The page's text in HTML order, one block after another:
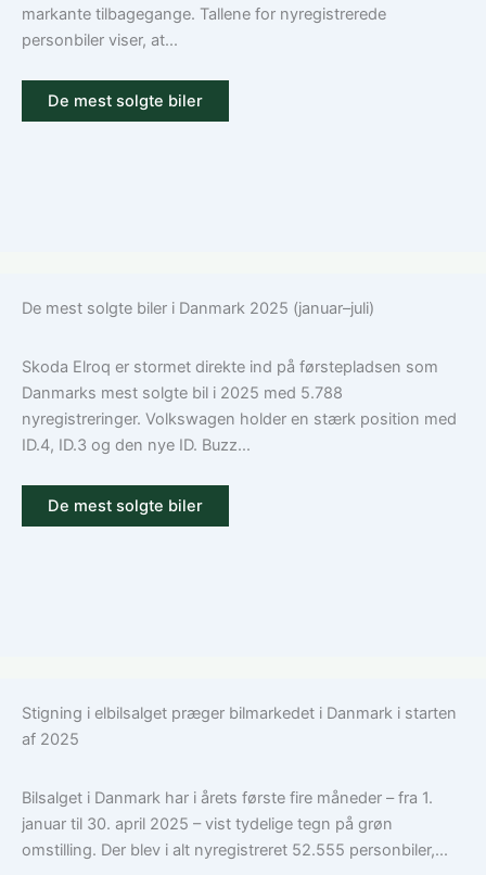
kasko
markante tilbagegange. Tallene for nyregistrerede
personbiler viser, at...
De mest solgte biler
De mest solgte biler i Danmark 2025 (januar–juli)
Skoda Elroq er stormet direkte ind på førstepladsen som
Danmarks mest solgte bil i 2025 med 5.788
nyregistreringer. Volkswagen holder en stærk position med
ID.4, ID.3 og den nye ID. Buzz...
De mest solgte biler
Stigning i elbilsalget præger bilmarkedet i Danmark i starten
af 2025
Bilsalget i Danmark har i årets første fire måneder – fra 1.
januar til 30. april 2025 – vist tydelige tegn på grøn
omstilling. Der blev i alt nyregistreret 52.555 personbiler,...